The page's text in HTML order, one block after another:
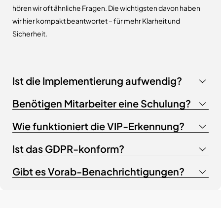
hören wir oft ähnliche Fragen. Die wichtigsten davon haben
wir hier kompakt beantwortet – für mehr Klarheit und
Sicherheit.
Ist die Implementierung aufwendig?
Benötigen Mitarbeiter eine Schulung?
Wie funktioniert die VIP-Erkennung?
Ist das GDPR-konform?
Gibt es Vorab-Benachrichtigungen?